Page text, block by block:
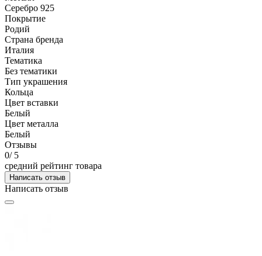
Серебро 925
Покрытие
Родий
Страна бренда
Италия
Тематика
Без тематики
Тип украшения
Кольца
Цвет вставки
Белый
Цвет металла
Белый
Отзывы
0/ 5
средний рейтинг товара
Написать отзыв
Написать отзыв